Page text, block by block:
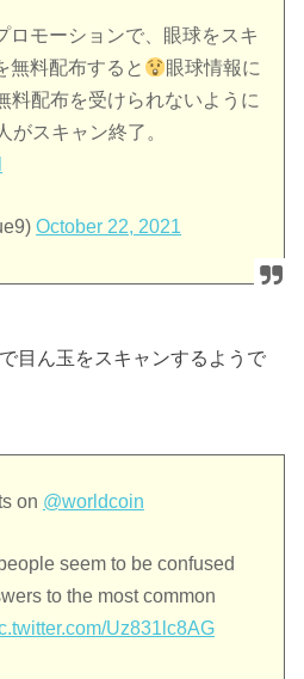
ロモーションで、眼球をスキ
無料配布すると
眼球情報に
料配布を受けられないように
がスキャン終了。
October 22, 2021
目ん玉をスキャンするようで
on @worldcoin
seem to be confused
to the most common
Uz831lc8AG